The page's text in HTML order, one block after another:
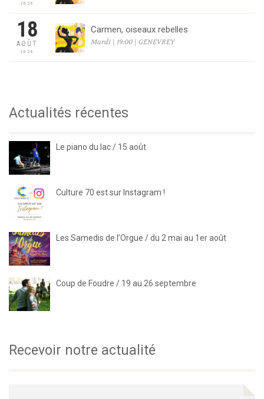
2026
18
AOÛT
2026
Carmen, oiseaux rebelles
Mardi | 19:00 | GENEVREY
Actualités récentes
Le piano du lac / 15 août
Culture 70 est sur Instagram !
Les Samedis de l’Orgue / du 2 mai au 1er août
Coup de Foudre / 19 au 26 septembre
Recevoir notre actualité